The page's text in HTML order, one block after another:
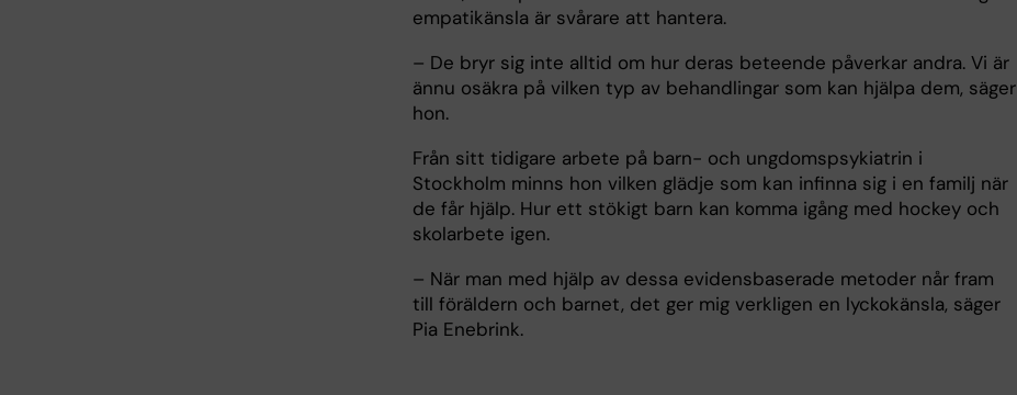
empatikänsla är svårare att hantera.
– De bryr sig inte alltid om hur deras beteende påverkar andra. Vi är
ännu osäkra på vilken typ av behandlingar som kan hjälpa dem, säger
hon.
Från sitt tidigare arbete på barn- och ungdomspsykiatrin i
Stockholm minns hon vilken glädje som kan infinna sig i en familj när
de får hjälp. Hur ett stökigt barn kan komma igång med hockey och
skolarbete igen.
– När man med hjälp av dessa evidensbaserade metoder når fram
till föräldern och barnet, det ger mig verkligen en lyckokänsla, säger
Pia Enebrink.